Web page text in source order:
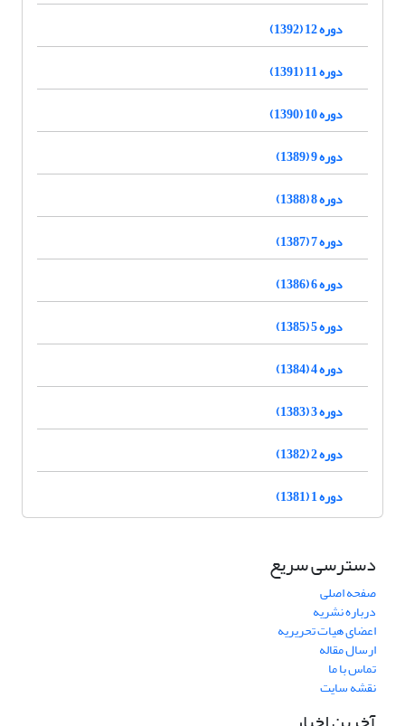
دوره 12 (1392)
دوره 11 (1391)
دوره 10 (1390)
دوره 9 (1389)
دوره 8 (1388)
دوره 7 (1387)
دوره 6 (1386)
دوره 5 (1385)
دوره 4 (1384)
دوره 3 (1383)
دوره 2 (1382)
دوره 1 (1381)
دسترسی سریع
صفحه اصلی
درباره نشریه
اعضای هیات تحریریه
ارسال مقاله
تماس با ما
نقشه سایت